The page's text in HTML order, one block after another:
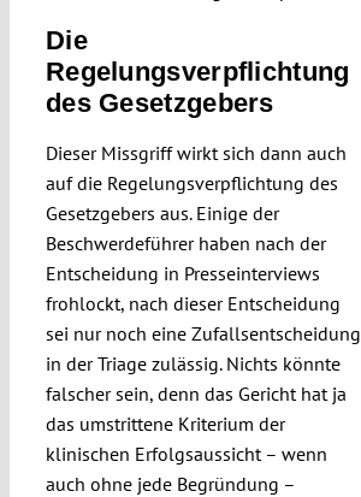
Die
Regelungsverpflichtung
des Gesetzgebers
Dieser Missgriff wirkt sich dann auch
auf die Regelungsverpflichtung des
Gesetzgebers aus. Einige der
Beschwerdeführer haben nach der
Entscheidung in Presseinterviews
frohlockt, nach dieser Entscheidung
sei nur noch eine Zufallsentscheidung
in der Triage zulässig. Nichts könnte
falscher sein, denn das Gericht hat ja
das umstrittene Kriterium der
klinischen Erfolgsaussicht – wenn
auch ohne jede Begründung –